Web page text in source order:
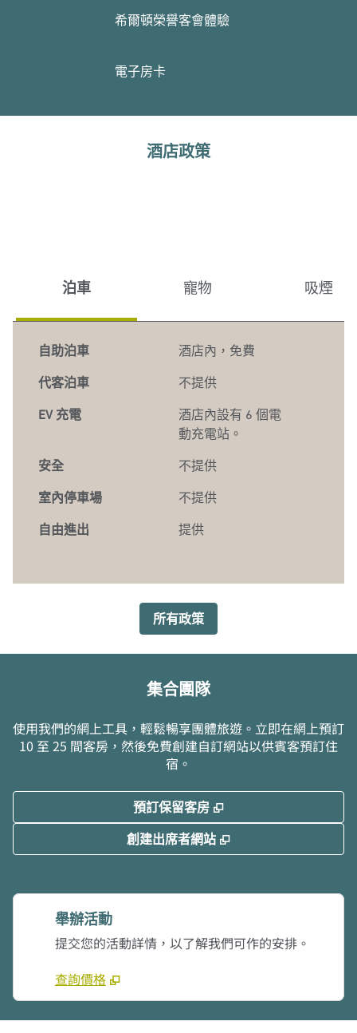
希爾頓榮譽客會體驗
電子房卡
酒店政策
泊車 寵物 吸煙
自助泊車 酒店內 ， 免費
代客泊車 不提供
EV 充電 酒店內設有 6 個電
動充電站。
安全 不提供
室內停車場 不提供
自由進出 提供
所有政策
集合團隊
使用我們的網上工具，輕鬆暢享團體旅遊。立即在網上預訂
10 至 25 間客房，然後免費創建自訂網站以供賓客預訂住
宿。
預訂保留客房 ,
創建出席者網站 ,
舉辦活動
提交您的活動詳情，以了解我們可作的安排。
查詢價格